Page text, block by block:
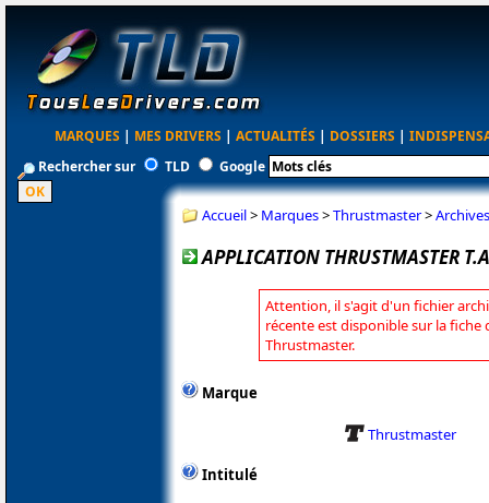
MARQUES | MES DRIVERS | ACTUALITÉS | DOSSIERS |
Rechercher sur
TLD Google
Accueil> Marques>Thrustmaster>Archives
APPLICATION THRUSTMASTER
Attention, il s'agit d'un fichier
récente est disponible sur la fiche
Thrustmaster.
Marque
Thrustmaster
Intitulé